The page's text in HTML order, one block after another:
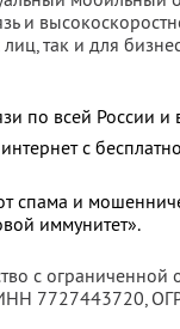
и
так и для
по всей России и
с
спама и
иммунитет».
с ограниченной
7727443720,